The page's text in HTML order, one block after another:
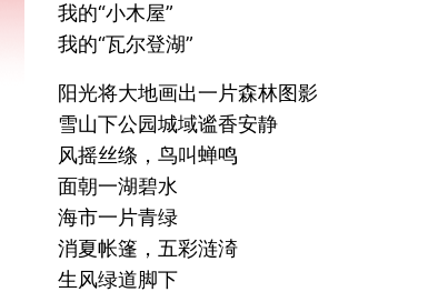
我的“小木屋”
我的“瓦尔登湖”
阳光将大地画出一片森林图影
雪山下公园城域谧香安静
风摇丝绦，鸟叫蝉鸣
面朝一湖碧水
海市一片青绿
消夏帐篷，五彩涟渏
生风绿道脚下